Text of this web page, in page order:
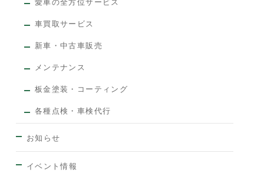
車買取サービス
新車・中古車販売
メンテナンス
板金塗装・コーティング
各種点検・車検代行
お知らせ
イベント情報